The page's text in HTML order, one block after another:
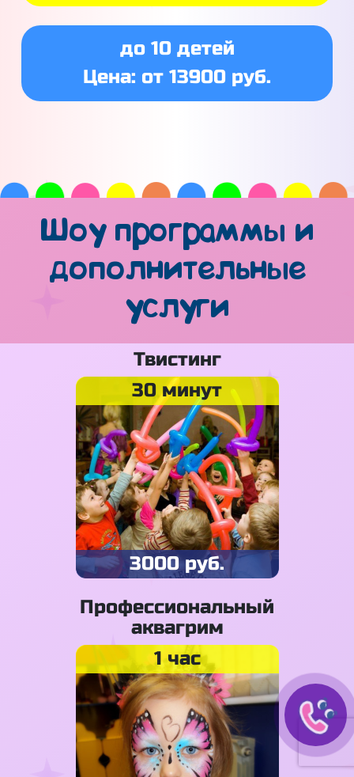
до 10 детей
Цена: от 13900 руб.
Шоу программы и
дополнительные
услуги
Твистинг
30 минут
3000 руб.
Профессиональный
аквагрим
1 час